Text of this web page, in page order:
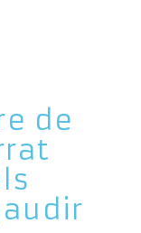
de